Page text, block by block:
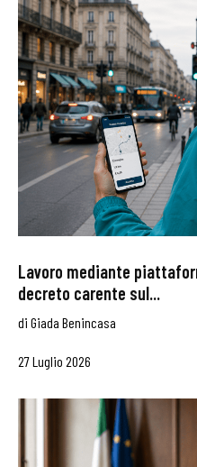
Lavoro mediante
decreto carente sul...
di Giada Benincasa
27 Luglio 2026